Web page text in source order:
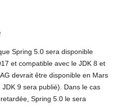
Spring 5.0 sera disponible
et compatible avec le JDK 8 et
devrait être disponible en Mars
9 sera publié). Dans le cas
Spring 5.0 le sera